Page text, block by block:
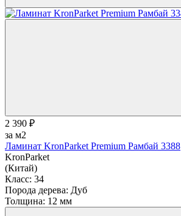
2 390 ₽
за м2
Ламинат KronParket Premium Рамбай 3388
KronParket
(Китай)
Класс: 34
Порода дерева: Дуб
Толщина: 12 мм